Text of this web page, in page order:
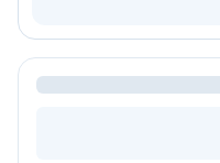
Ceai
Bacanie
BLACK FRIDAY